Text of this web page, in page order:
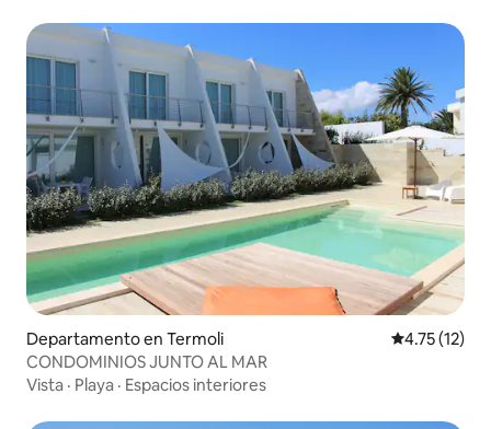
Departamento en Termoli Calificación
4.75 (12)
CONDOMINIOS JUNTO AL MAR
Vista · Playa · Espacios interiores